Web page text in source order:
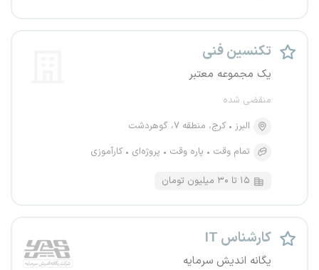
تکنسین فنی
یک مجموعه معتبر
منقضی شده
البرز
کرج، منطقه ۷، گوهردشت
تمام وقت
پاره وقت پروژه‌ای کارآموزی
۱۵ تا ۳۰ میلیون تومان
کارشناس IT
یگانه اندیش سرمایه